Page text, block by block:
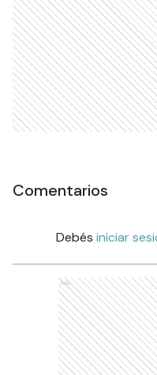
Comentarios
Debés iniciar
Ads